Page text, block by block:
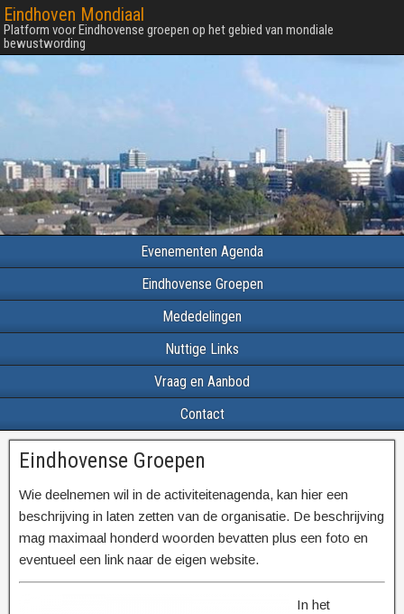
Eindhoven Mondiaal
Platform voor Eindhovense groepen op het gebied van mondiale
bewustwording
Evenementen Agenda
Eindhovense Groepen
Mededelingen
Nuttige Links
Vraag en Aanbod
Contact
Eindhovense Groepen
Wie deelnemen wil in de activiteitenagenda, kan hier een
beschrijving in laten zetten van de organisatie. De beschrijving
mag maximaal honderd woorden bevatten plus een foto en
eventueel een link naar de eigen website.
In het